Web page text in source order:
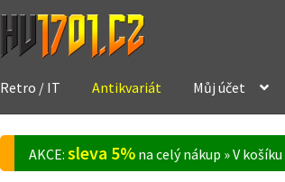
Přeskočit
na
Přejít
webu
Retro / IT Antikvariát Můj účet
AKCE:sleva 5% na celý nákup » V